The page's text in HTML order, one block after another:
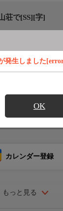
発生しました
OK
荘で[SS][字]
オプションチャンネ
実施中
もっと見る
カレンダー登録